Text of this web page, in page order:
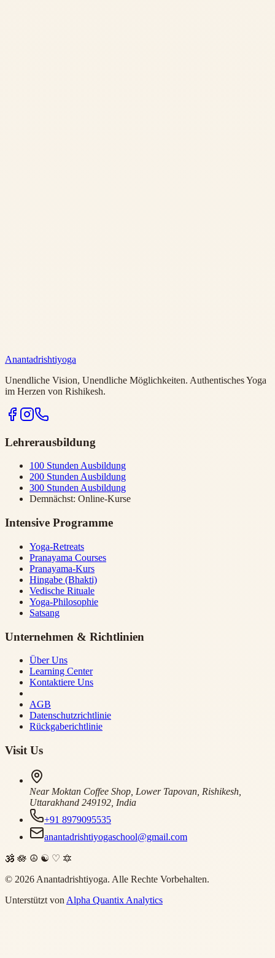
Anantadrishtiyoga
Unendliche Vision, Unendliche Möglichkeiten. Authentisches Yoga
im Herzen von Rishikesh.
Lehrerausbildung
100 Stunden Ausbildung
200 Stunden Ausbildung
300 Stunden Ausbildung
Demnächst: Online-Kurse
Intensive Programme
Yoga-Retreats
Pranayama Courses
Pranayama-Kurs
Hingabe (Bhakti)
Vedische Rituale
Yoga-Philosophie
Satsang
Unternehmen & Richtlinien
Über Uns
Learning Center
Kontaktiere Uns
AGB
Datenschutzrichtlinie
Rückgaberichtlinie
Visit Us
Near Moktan Coffee Shop, Lower Tapovan, Rishikesh,
Uttarakhand 249192, India
+91 8979095535
anantadrishtiyogaschool@gmail.com
🕉 🪷 ☮ ☯ ♡ 🔯
© 2026 Anantadrishtiyoga. Alle Rechte Vorbehalten.
Unterstützt von Alpha Quantix Analytics